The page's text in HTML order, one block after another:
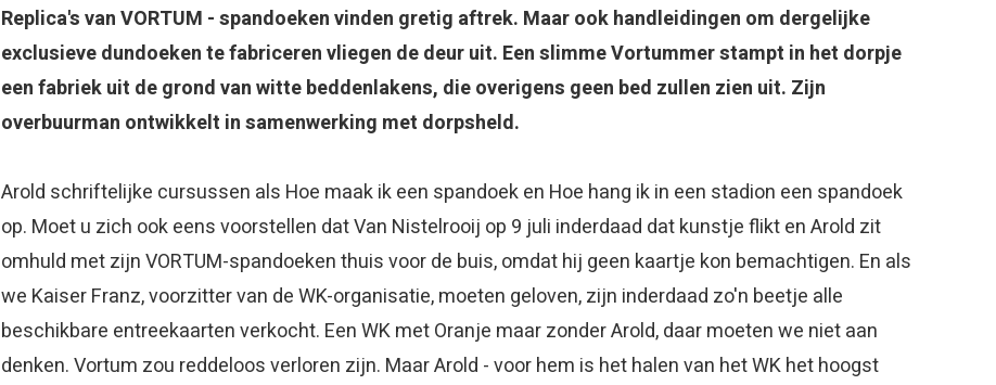
Replica's van VORTUM - spandoeken vinden gretig aftrek. Maar ook handleidingen om dergelijke
exclusieve dundoeken te fabriceren vliegen de deur uit. Een slimme Vortummer stampt in het dorpje
een fabriek uit de grond van witte beddenlakens, die overigens geen bed zullen zien uit. Zijn
overbuurman ontwikkelt in samenwerking met dorpsheld.
Arold schriftelijke cursussen als Hoe maak ik een spandoek en Hoe hang ik in een stadion een spandoek
op. Moet u zich ook eens voorstellen dat Van Nistelrooij op 9 juli inderdaad dat kunstje flikt en Arold zit
omhuld met zijn VORTUM-spandoeken thuis voor de buis, omdat hij geen kaartje kon bemachtigen. En als
we Kaiser Franz, voorzitter van de WK-organisatie, moeten geloven, zijn inderdaad zo'n beetje alle
beschikbare entreekaarten verkocht. Een WK met Oranje maar zonder Arold, daar moeten we niet aan
denken. Vortum zou reddeloos verloren zijn. Maar Arold - voor hem is het halen van het WK het hoogst